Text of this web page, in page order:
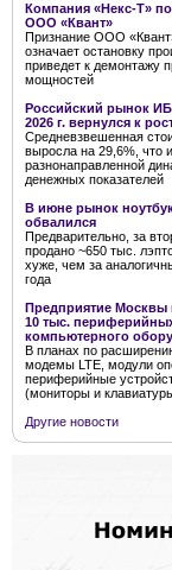
Компания «Некс-Т»
ООО «Квант»
Признание ООО
означает остановку
приведет к демонтажу
мощностей
Российский рынок
2026 г. вернулся к
Средневзвешенная
выросла на 29,6%, что
разнонаправленной
денежных показателей
В июне рынок
обвалился
Предварительно, за
продано ~650 тыс.
хуже, чем за
года
Предприятие
10 тыс.
компьютерного
В планах по
модемы LTE, модули
периферийные
(мониторы и
Другие новости